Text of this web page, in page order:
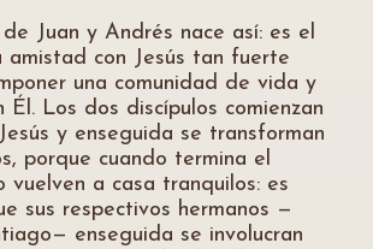
Juan y Andrés nace así: es el
amistad con Jesús tan fuerte
una comunidad de vida y
Él. Los dos discípulos comienzan
y enseguida se transforman
porque cuando termina el
vuelven a casa tranquilos: es
sus respectivos hermanos —
enseguida se involucran